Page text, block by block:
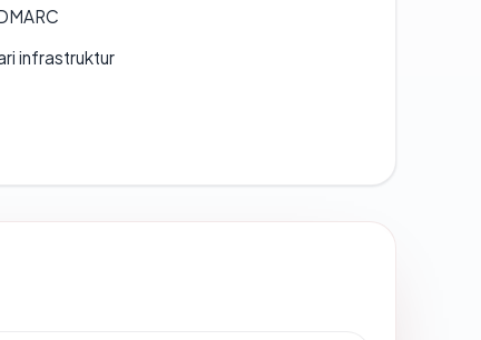
infrastruktur